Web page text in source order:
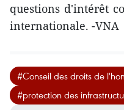
questions d'intérêt
internationale. -VNA
#Conseil des droits de
#protection des